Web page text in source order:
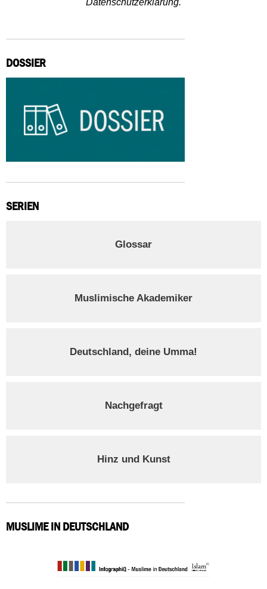
DOSSIER
SERIEN
Glossar
Muslimische Akademiker
Deutschland, deine Umma!
Nachgefragt
Hinz und Kunst
MUSLIME IN DEUTSCHLAND